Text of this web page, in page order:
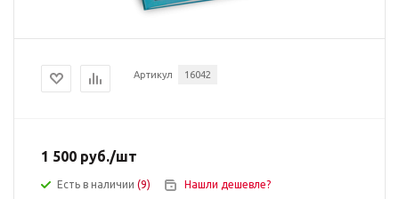
Артикул 16042
1 500 руб./шт
Есть в наличии (9) Нашли дешевле?